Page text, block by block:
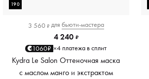
190
3 560 ₽ для бьюти-мастера
4 240 ₽
1060₽ ×4 платежа в сплит
Kydra Le Salon Оттеночная маска
с маслом манго и экстрактом